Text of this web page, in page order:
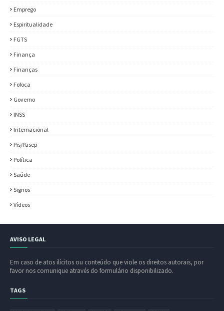
Emprego
Espiritualidade
FGTS
Finança
Finanças
Fofoca
Governo
INSS
Internacional
Pis/Pasep
Política
Saúde
Signos
Vídeos
AVISO LEGAL
Em caso de atos ilícitos ou conteúdo que viole os direitos autorais, por
favor nos comunique através do formulário disponibilizado.
TAGS